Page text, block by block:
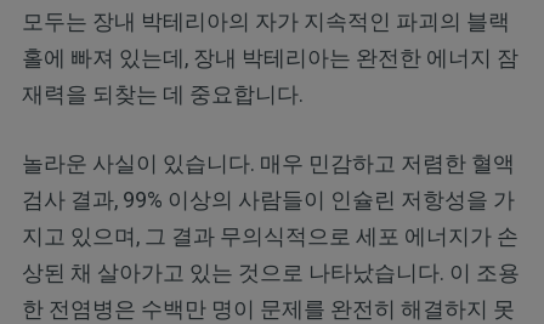
모두는 장내 박테리아의 자가 지속적인 파괴의 블랙
홀에 빠져 있는데, 장내 박테리아는 완전한 에너지 잠
재력을 되찾는 데 중요합니다.
놀라운 사실이 있습니다. 매우 민감하고 저렴한 혈액
검사 결과, 99% 이상의 사람들이 인슐린 저항성을 가
지고 있으며, 그 결과 무의식적으로 세포 에너지가 손
상된 채 살아가고 있는 것으로 나타났습니다. 이 조용
한 전염병은 수백만 명이 문제를 완전히 해결하지 못